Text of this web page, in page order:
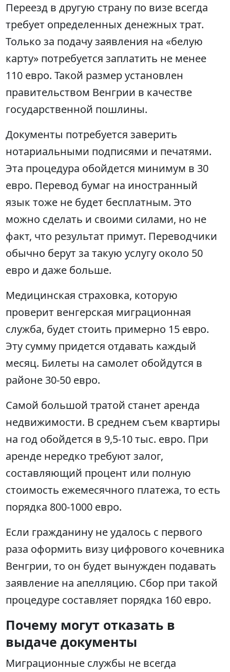
Переезд в другую страну по визе всегда
требует определенных денежных трат.
Только за подачу заявления на «белую
карту» потребуется заплатить не менее
110 евро. Такой размер установлен
правительством Венгрии в качестве
государственной пошлины.
Документы потребуется заверить
нотариальными подписями и печатями.
Эта процедура обойдется минимум в 30
евро. Перевод бумаг на иностранный
язык тоже не будет бесплатным. Это
можно сделать и своими силами, но не
факт, что результат примут. Переводчики
обычно берут за такую услугу около 50
евро и даже больше.
Медицинская страховка, которую
проверит венгерская миграционная
служба, будет стоить примерно 15 евро.
Эту сумму придется отдавать каждый
месяц. Билеты на самолет обойдутся в
районе 30-50 евро.
Самой большой тратой станет аренда
недвижимости. В среднем съем квартиры
на год обойдется в 9,5-10 тыс. евро. При
аренде нередко требуют залог,
составляющий процент или полную
стоимость ежемесячного платежа, то есть
порядка 800-1000 евро.
Если гражданину не удалось с первого
раза оформить визу цифрового кочевника
Венгрии, то он будет вынужден подавать
заявление на апелляцию. Сбор при такой
процедуре составляет порядка 160 евро.
Почему могут отказать в
выдаче документы
Миграционные службы не всегда